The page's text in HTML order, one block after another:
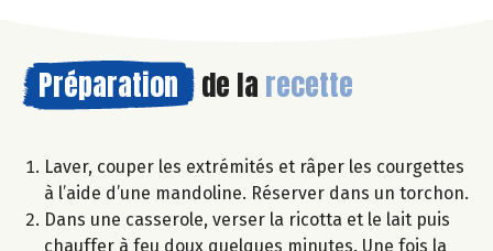
Préparation de la recette
Laver, couper les extrémités et râper les courgettes
à l’aide d’une mandoline. Réserver dans un torchon.
Dans une casserole, verser la ricotta et le lait puis
chauffer à feu doux quelques minutes. Une fois la